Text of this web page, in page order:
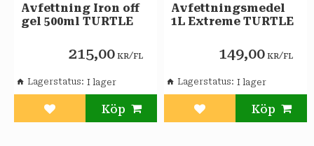
Avfettning Iron off
gel 500ml TURTLE
215,00 KR/FL
Lägg till i favoriter
Lagerstatus
Avfettningsmedel
1L Extreme TURTLE
149,00 KR/FL
Lägg till i favoriter
Lagerstatus